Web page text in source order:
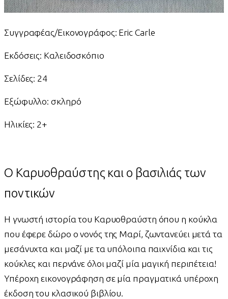
Συγγραφέας/Εικονογράφος: Eric Carle
Εκδόσεις: Καλειδοσκόπιο
Σελίδες: 24
Εξώφυλλο: σκληρό
Ηλικίες: 2+
Ο Καρυοθραύστης και ο βασιλιάς των
ποντικών
Η γνωστή ιστορία του Καρυοθραύστη όπου η κούκλα
που έφερε δώρο ο νονός της Μαρί, ζωντανεύει μετά τα
μεσάνυχτα και μαζί με τα υπόλοιπα παιχνίδια και τις
κούκλες και περνάνε όλοι μαζί μία μαγική περιπέτεια!
Υπέροχη εικονογράφηση σε μία πραγματικά υπέροχη
έκδοση του κλασικού βιβλίου.